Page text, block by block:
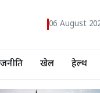
06 August
खेल हेल्थ